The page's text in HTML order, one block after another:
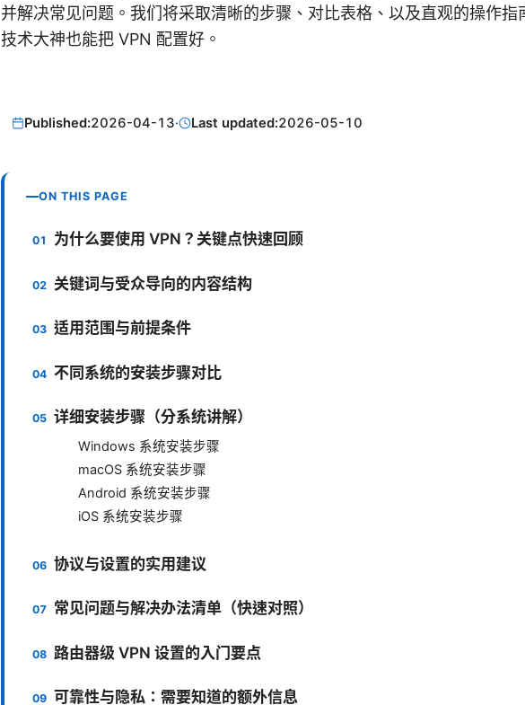
并解决常见问题。我们将采取清晰的步骤、对比表格、以及直观的操作指
技术大神也能把 VPN 配置好。
Published:2026-04-13· Last updated:2026-05-10
ON THIS PAGE
为什么要使用 VPN？关键点快速回顾
关键词与受众导向的内容结构
适用范围与前提条件
不同系统的安装步骤对比
详细安装步骤（分系统讲解）
Windows 系统安装步骤
macOS 系统安装步骤
Android 系统安装步骤
iOS 系统安装步骤
协议与设置的实用建议
常见问题与解决办法清单（快速对照）
路由器级 VPN 设置的入门要点
可靠性与隐私：需要知道的额外信息